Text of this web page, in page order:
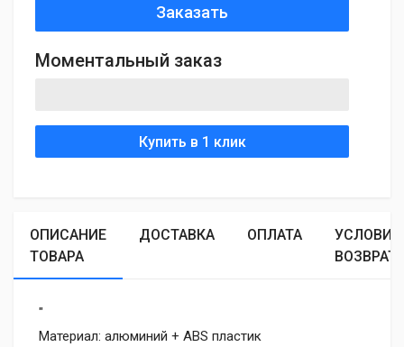
Заказать
Моментальный заказ
Купить в 1 клик
ОПИСАНИЕ
ТОВАРА
ДОСТАВКА ОПЛАТА
УСЛОВИЯ
ВОЗВРАТА
"
Материал: алюминий + ABS пластик